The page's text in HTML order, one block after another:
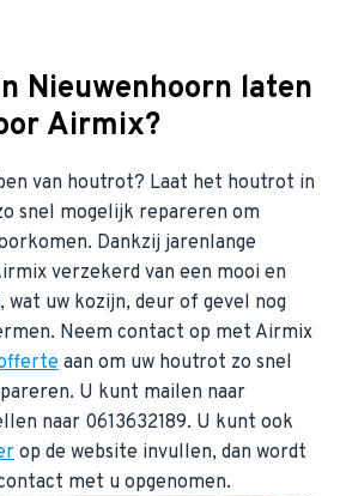
Nieuwenhoorn laten
Airmix?
van houtrot? Laat het houtrot in
snel mogelijk repareren om
Dankzij jarenlange
verzekerd van een mooi en
uw kozijn, deur of gevel nog
Neem contact op met Airmix
aan om uw houtrot zo snel
U kunt mailen naar
naar 0613632189. U kunt ook
op de website invullen, dan wordt
met u opgenomen.